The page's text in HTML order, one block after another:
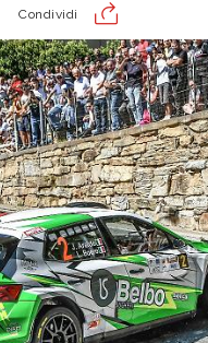
Condividi